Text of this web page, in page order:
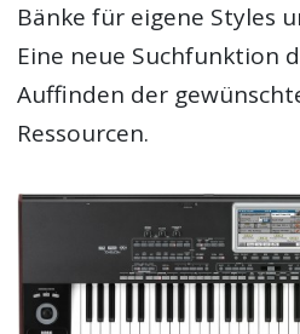
Bänke für eigene Styles
Eine neue Suchfunktion
Auffinden der
Ressourcen.